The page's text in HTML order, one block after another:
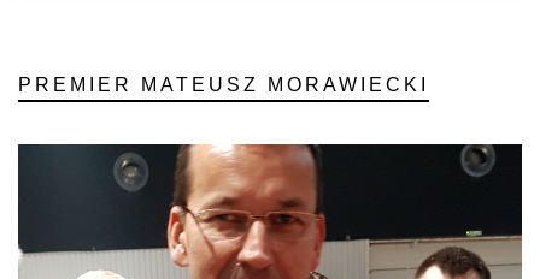
PREMIER MATEUSZ MORAWIECKI